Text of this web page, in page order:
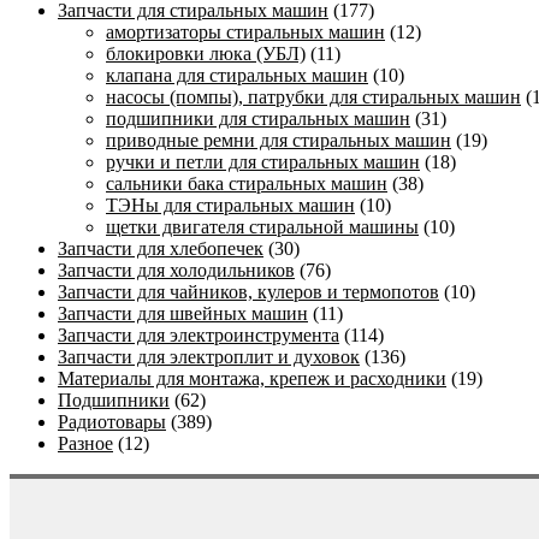
Запчасти для стиральных машин (177)
амортизаторы стиральных машин (12)
блокировки люка (УБЛ) (11)
клапана для стиральных машин (10)
насосы (помпы), патрубки для стиральных машин
подшипники для стиральных машин (31)
приводные ремни для стиральных машин (19)
ручки и петли для стиральных машин (18)
сальники бака стиральных машин (38)
ТЭНы для стиральных машин (10)
щетки двигателя стиральной машины (10)
Запчасти для хлебопечек (30)
Запчасти для холодильников (76)
Запчасти для чайников, кулеров и термопотов (10)
Запчасти для швейных машин (11)
Запчасти для электроинструмента (114)
Запчасти для электроплит и духовок (136)
Материалы для монтажа, крепеж и расходники (19)
Подшипники (62)
Радиотовары (389)
Разное (12)